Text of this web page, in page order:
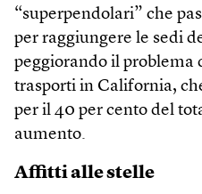
“superpendolari” che
per raggiungere le sedi
peggiorando il problema
trasporti in California,
per il 40 per cento del
aumento.
Affitti alle stelle